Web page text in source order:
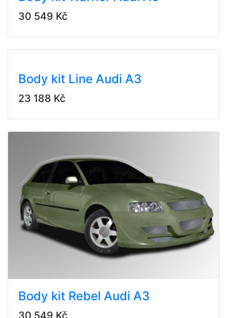
30 549 Kč
Body kit Line Audi A3
23 188 Kč
Body kit Rebel Audi A3
30 549 Kč